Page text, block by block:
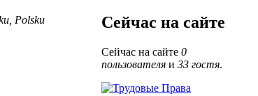
Polsku
Сейчас на сайте
Сейчас на сайте 0
пользователя и 33 гостя.